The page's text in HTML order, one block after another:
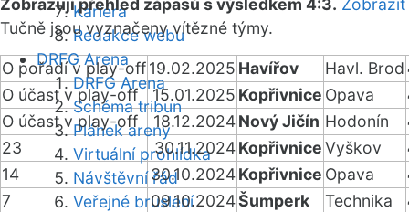
Kariéra
Redakce webu
DRFG Arena
DRFG Arena
Schéma tribun
Plánek areny
Virtuální prohlídka
Návštěvní řád
Veřejné bruslení
Zobrazuji přehled zápasů s výsledkem 4:3. Zobrazit
Tučně jsou vyznačeny vítězné týmy.
O pořadí v play-off19.02.2025 Havířov Havl. Brod
O účast v play-off
15.01.2025 Kopřivnice Opava
O účast v play-off
18.12.2024Nový Jičín Hodonín
23
30.11.2024KopřivniceVyškov
14
30.10.2024Kopřivnice Opava
7
09.10.2024Šumperk Technika